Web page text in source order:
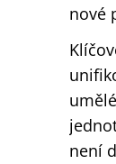
nové
není